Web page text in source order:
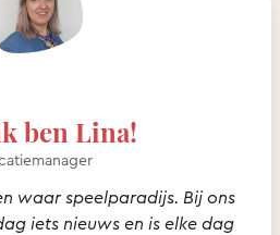
ben Lina!
waar speelparadijs. Bij ons
iets nieuws en is elke dag